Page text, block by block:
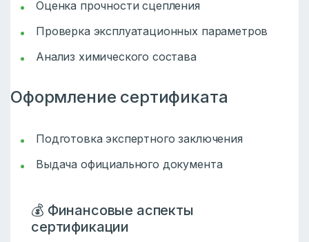
Оценка прочности сцепления
Проверка эксплуатационных параметров
Анализ химического состава
Оформление сертификата
Подготовка экспертного заключения
Выдача официального документа
💰 Финансовые аспекты
сертификации